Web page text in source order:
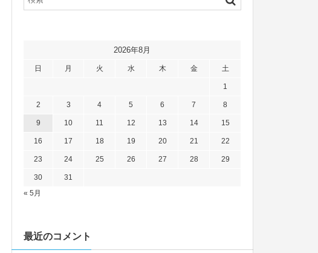
2026年8月
日 月 火 水 木 金 土
1
2 3 4 5 6 7 8
9 10 11 12 13 14 15
16 17 18 19 20 21 22
23 24 25 26 27 28 29
30
31
« 5月
最近のコメント